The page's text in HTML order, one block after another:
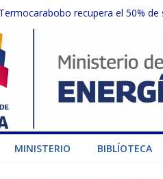
Termocarabobo recupera el 50%
MPPEE avanza en la recuperación
Gobierno Nacional coordina
Inspeccionan trabajos de
Gobierno Nacional activa plan
MINISTERIO BIBLÍOTECA